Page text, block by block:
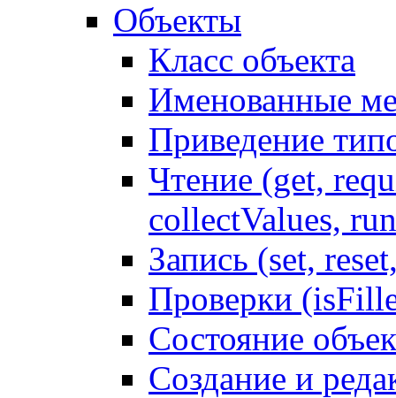
Объекты
Класс объекта
Именованные
Приведение
Чтение (get,
collectValues,
Запись (set,
Проверки
Состояние
Создание и